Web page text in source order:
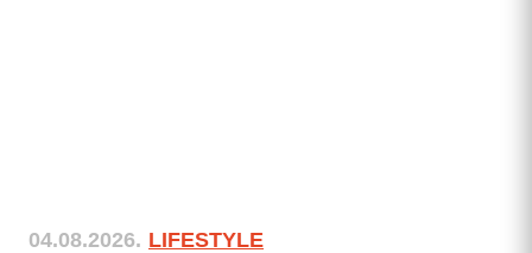
04.08.2026. LIFESTYLE